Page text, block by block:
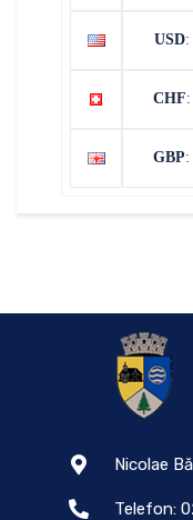
USD:
CHF
GBP:
Nicolae
Telefon: